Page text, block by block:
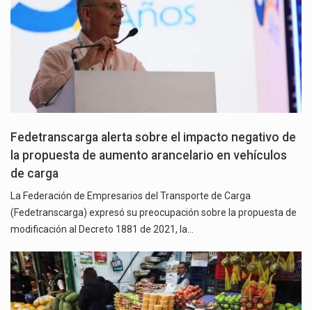
Fedetranscarga alerta sobre el impacto negativo de
la propuesta de aumento arancelario en vehículos
de carga
La Federación de Empresarios del Transporte de Carga
(Fedetranscarga) expresó su preocupación sobre la propuesta de
modificación al Decreto 1881 de 2021, la…